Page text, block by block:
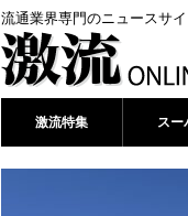
流通業界専門のニュースサイ
激流特集 スー